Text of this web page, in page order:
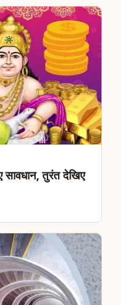
तुरंत देखिए